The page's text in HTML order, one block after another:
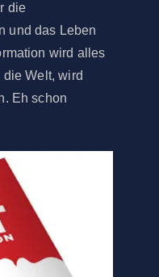
die
und das Leben
wird alles
Welt, wird
Eh schon